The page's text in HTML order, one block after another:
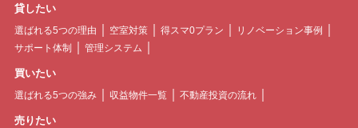
貸したい
選ばれる5つの理由 空室対策 得スマ0プラン
リノベーション事例
サポート体制
管理システム
買いたい
選ばれる5つの強み 収益物件一覧 不動産投資の流れ
売りたい